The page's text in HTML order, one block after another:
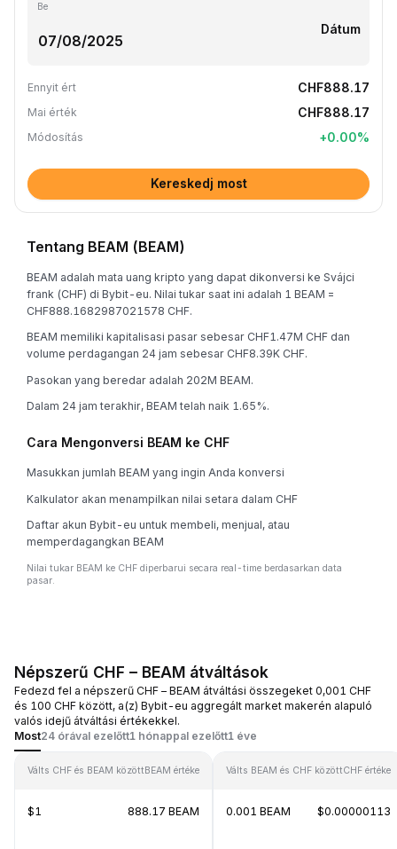
Be
Dátum
Ennyit ért CHF888.17
Mai érték CHF888.17
Módosítás +0.00%
Kereskedj most
Tentang BEAM (BEAM)
BEAM adalah mata uang kripto yang dapat dikonversi ke Svájci
frank (CHF) di Bybit-eu. Nilai tukar saat ini adalah 1 BEAM =
CHF888.1682987021578 CHF.
BEAM memiliki kapitalisasi pasar sebesar CHF1.47M CHF dan
volume perdagangan 24 jam sebesar CHF8.39K CHF.
Pasokan yang beredar adalah 202M BEAM.
Dalam 24 jam terakhir, BEAM telah naik 1.65%.
Cara Mengonversi BEAM ke CHF
Masukkan jumlah BEAM yang ingin Anda konversi
Kalkulator akan menampilkan nilai setara dalam CHF
Daftar akun Bybit-eu untuk membeli, menjual, atau
memperdagangkan BEAM
Nilai tukar BEAM ke CHF diperbarui secara real-time berdasarkan data
pasar.
Népszerű CHF – BEAM átváltások
Fedezd fel a népszerű CHF – BEAM átváltási összegeket 0,001 CHF
és 100 CHF között, a(z) Bybit-eu aggregált market makerén alapuló
valós idejű átváltási értékekkel.
Most24 órával ezelőtt1 hónappal ezelőtt1 éve
Válts CHF és BEAM közöttBEAM értéke
$1 888.17 BEAM
Válts BEAM és CHF közöttCHF értéke
0.001 BEAM $0.00000113